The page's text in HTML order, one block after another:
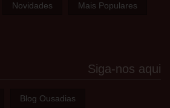
Novidades Mais Populares
Siga-nos aqui
Blog Ousadias